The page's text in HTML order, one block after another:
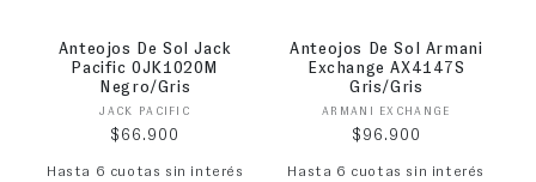
Anteojos De Sol Jack
Pacific 0JK1020M
Negro/Gris
Proveedor:
JACK PACIFIC
Precio habitual
$66.900
Hasta 6 cuotas sin interés
Anteojos De Sol Armani
Exchange AX4147S
Gris/Gris
Proveedor:
ARMANI EXCHANGE
Precio habitual
$96.900
Hasta 6 cuotas sin interés